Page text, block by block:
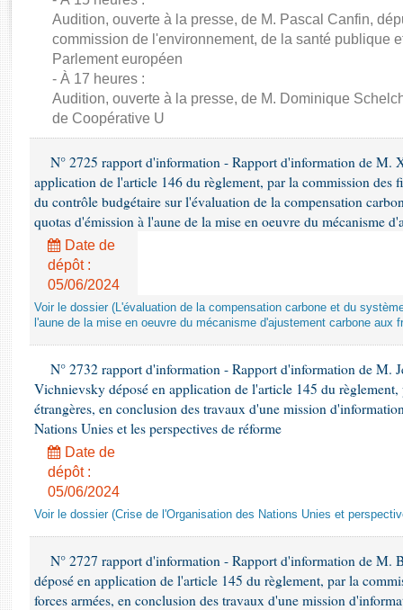
Rapports d'enquête
Rapports législatifs
Rapports sur l'application des lois
Baromètre de l’application des lois
Dossiers législatifs
Questions écrites et orales
Comptes rendus des débats
Audition, ouverte à la presse, de M. Pascal Canfin,
commission de l'environnement, de la santé publique
Parlement européen
- À 17 heures :
Audition, ouverte à la presse, de M. Dominique
de Coopérative U
N° 2725 rapport d'information - Rapport d'information de M.
application de l'article 146 du règlement, par la commission des
du contrôle budgétaire sur l'évaluation de la compensation
quotas d'émission à l'aune de la mise en oeuvre du mécanisme
Date de
dépôt :
05/06/2024
Voir le dossier (L'évaluation de la compensation carbone et du
l'aune de la mise en oeuvre du mécanisme d'ajustement carbone aux
N° 2732 rapport d'information - Rapport d'information de M.
Vichnievsky déposé en application de l'article 145 du règlement,
étrangères, en conclusion des travaux d'une mission
Nations Unies et les perspectives de réforme
Date de
dépôt :
05/06/2024
Voir le dossier (Crise de l'Organisation des Nations Unies et
N° 2727 rapport d'information - Rapport d'information de M.
déposé en application de l'article 145 du règlement, par la
forces armées, en conclusion des travaux d'une mission